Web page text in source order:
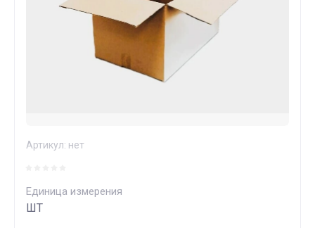
Артикул: нет
Единица измерения
ШТ